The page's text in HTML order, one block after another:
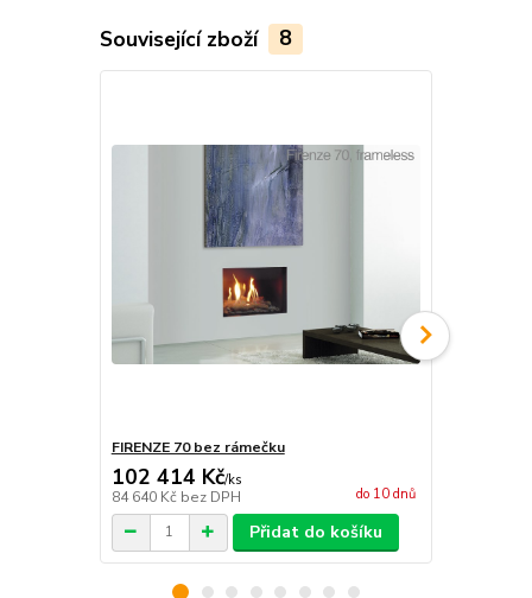
Související zboží 8
FIRENZE 70 bez rámečku
102 414 Kč/ks
84 640 Kč bez DPH do 10 dnů
Přidat do košíku